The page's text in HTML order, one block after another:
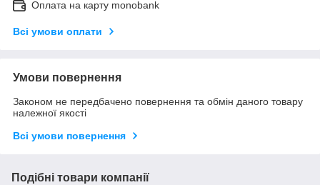
Оплата на карту monobank
Всі умови оплати
Умови повернення
Законом не передбачено повернення та обмін даного товару
належної якості
Всі умови повернення
Подібні товари компанії